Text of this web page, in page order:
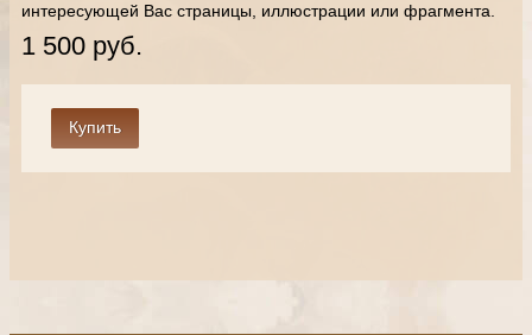
интересующей Вас страницы, иллюстрации или фрагмента.
1 500 руб.